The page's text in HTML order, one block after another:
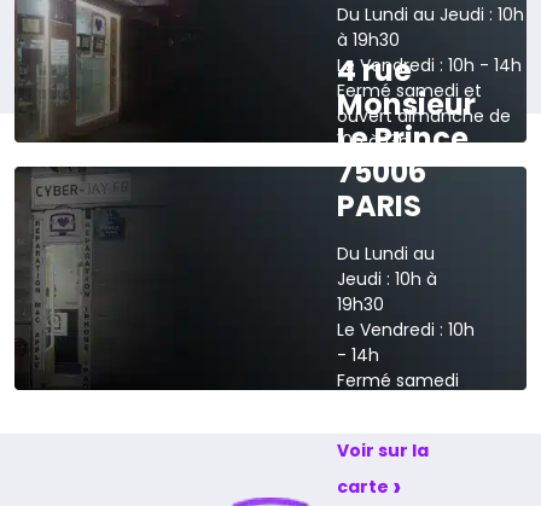
Du Lundi au Jeudi : 10h
à 19h30
Le Vendredi : 10h - 14h
Fermé samedi et
ouvert dimanche de
10h à 13h
Voir sur la carte
4 rue
Monsieur
Le Prince
75006
PARIS
Du Lundi au
Jeudi : 10h à
19h30
Le Vendredi : 10h
- 14h
Fermé samedi
Voir sur la
carte ›